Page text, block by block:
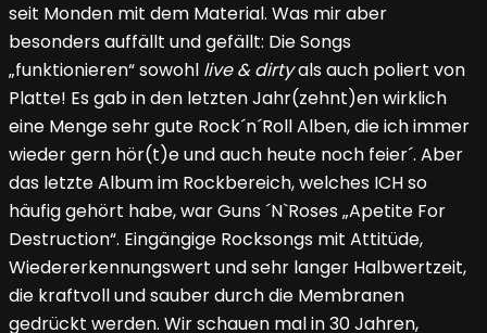
seit Monden mit dem Material. Was mir aber
besonders auffällt und gefällt: Die Songs
„funktionieren“ sowohl live & dirtyals auch poliert von
Platte! Es gab in den letzten Jahr(zehnt)en wirklich
eine Menge sehr gute Rock´n´Roll Alben, die ich immer
wieder gern hör(t)e und auch heute noch feier´. Aber
das letzte Album im Rockbereich, welches ICH so
häufig gehört habe, war Guns ´N`Roses „Apetite For
Destruction“. Eingängige Rocksongs mit Attitüde,
Wiedererkennungswert und sehr langer Halbwertzeit,
die kraftvoll und sauber durch die Membranen
gedrückt werden. Wir schauen mal in 30 Jahren,